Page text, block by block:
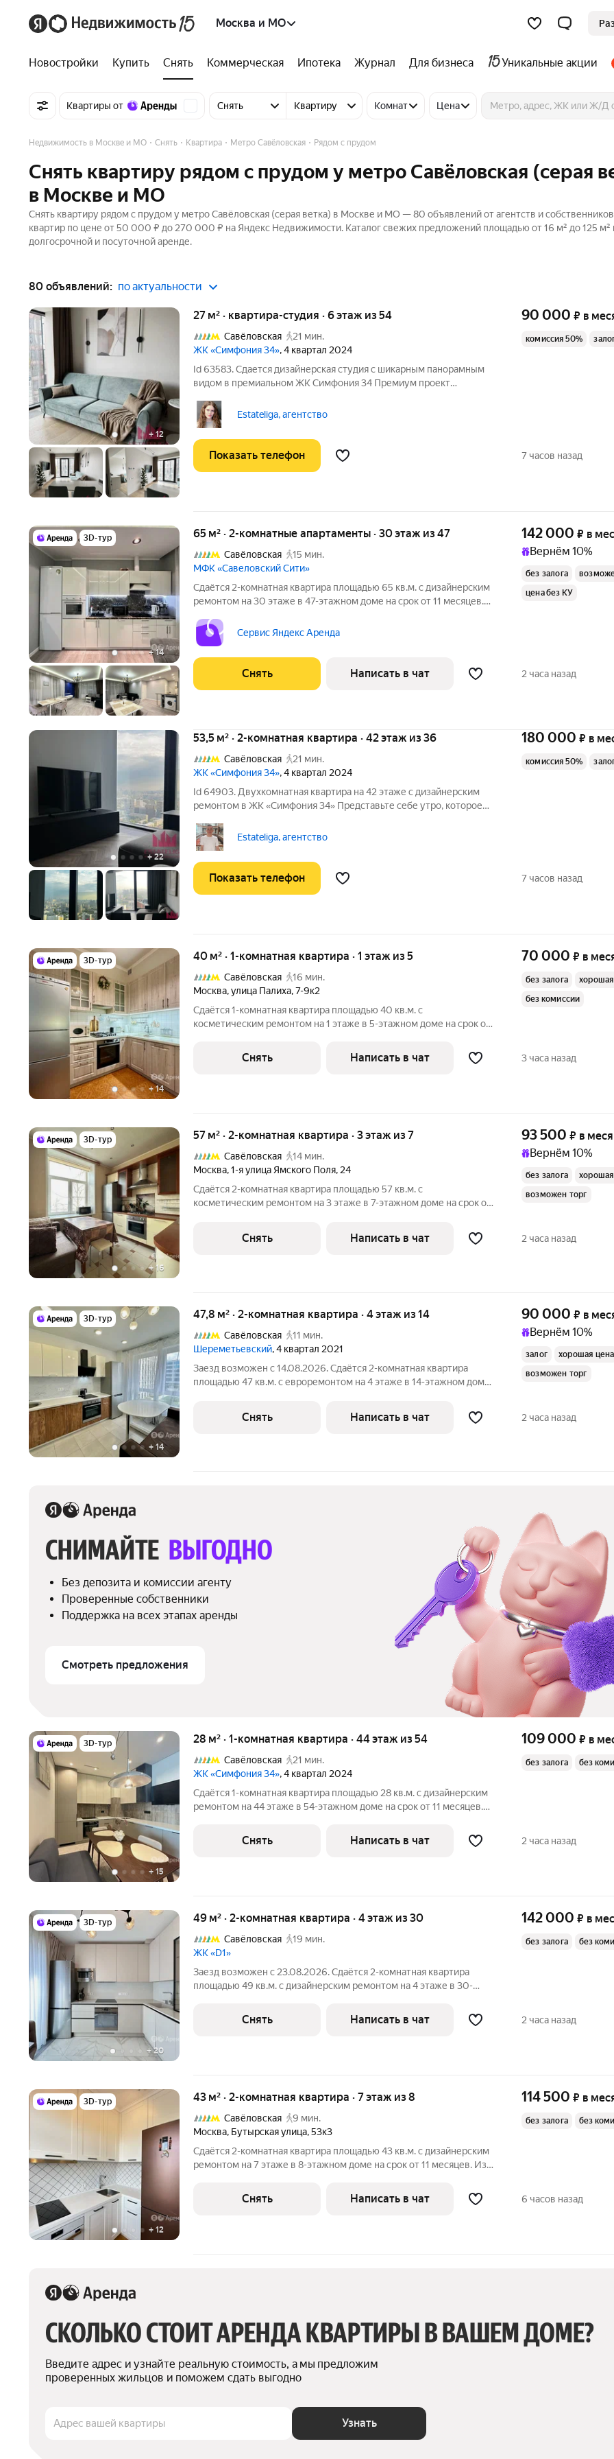
Москва и МО
Новостройки Купить Снять Коммерческая Ипотека Журнал Для бизнеса Уникальные акции
Квартиры от Снять Квартиру Комнат Цена
Недвижимость в Москве и МО Снять Квартира Метро Савёловская Рядом с прудом
Снять квартиру рядом с прудом у метро Савёловская (серая
в Москве и МО
Снять квартиру рядом с прудом у метро Савёловская (серая ветка) в Москве и МО — 80 объявлений от агентств и
квартир по цене от 50 000 ₽ до 270 000 ₽ на Яндекс Недвижимости. Каталог свежих предложений площадью от 16 м² до 125 м²
долгосрочной и посуточной аренде.
80 объявлений: по актуальности
+12
27 м² · квартира-студия · 6 этаж из 54
Савёловская
21 мин.
ЖК «Симфония 34», 4 квартал 2024
Id 63583. Сдается дизайнерская студия с шикарным панорамным
видом в премиальном ЖК Симфония 34 Премиум проект
развивающемся районе Москвы. Эта квартира не просто
временное жилье, а
Estateliga, агентство
90 000 ₽ в
комиссия 50%
Показать телефон 7 часов назад
3D-тур
+14
65 м² · 2-комнатные апартаменты · 30 этаж из 47
Савёловская
15 мин.
МФК «Савеловский Сити»
Сдаётся 2-комнатная квартира площадью 65 кв.м. с дизайнерским
ремонтом на 30 этаже в 47-этажном доме на срок от 11 месяцев.
Холодильник Посудомоечная машина Кондиционер
Микроволновка
Сервис Яндекс Аренда
142 000 ₽ в
Вернём 10%
без залога
цена без КУ
Снять Написать в чат 2 часа назад
+22
53,5 м² · 2-комнатная квартира · 42 этаж из 36
Савёловская
21 мин.
ЖК «Симфония 34», 4 квартал 2024
Id 64903. Двухкомнатная квартира на 42 этаже с дизайнерским
ремонтом в ЖК «Симфония 34» Представьте себе утро, которое
не просто жилье, а заявка на новый уровень комфорта в одной из
самых
Estateliga, агентство
180 000 ₽ в
комиссия 50%
Показать телефон 7 часов назад
3D-тур
+14
40 м² · 1-комнатная квартира · 1 этаж из 5
Савёловская
16 мин.
Москва,улица Палиха,7-9к2
Сдаётся 1-комнатная квартира площадью 40 кв.м. с
косметическим ремонтом на 1 этаже в 5-этажном доме на срок от
Дом - кирпичный,
70 000 ₽ в
без залога
без комиссии
Снять Написать в чат 3 часа назад
3D-тур
+ 16
57 м² · 2-комнатная квартира · 3 этаж из 7
Савёловская
14 мин.
Москва,1-я улица Ямского Поля, 24
Сдаётся 2-комнатная квартира площадью 57 кв.м. с
косметическим ремонтом на 3 этаже в 7-этажном доме на срок от
- кирпичный,
93 500 ₽ в
Вернём 10%
без залога
возможен торг
Снять Написать в чат 2 часа назад
3D-тур
+ 14
47,8 м² · 2-комнатная квартира · 4 этаж из 14
Савёловская
11 мин.
Шереметьевский, 4 квартал 2021
Заезд возможен с 14.08.2026. Сдаётся 2-комнатная квартира
площадью 47 кв.м. с евроремонтом на 4 этаже в 14-этажном доме
90 000 ₽ в
Вернём 10%
залог
хорошая цена
возможен торг
Снять Написать в чат 2 часа назад
СНИМАЙТЕ ВЫГОДНО
Без депозита и комиссии агенту
Проверенные собственники
Поддержка на всех этапах аренды
Смотреть предложения
3D-тур
+ 15
28 м² · 1-комнатная квартира · 44 этаж из 54
Савёловская
21 мин.
ЖК «Симфония 34», 4 квартал 2024
Сдаётся 1-комнатная квартира площадью 28 кв.м. с дизайнерским
ремонтом на 44 этаже в 54-этажном доме на срок от 11 месяцев.
отходов, приточная система вентиляции, ортопедический матрас.
109 000 ₽ в
без залога без
Снять Написать в чат 2 часа назад
3D-тур
+20
49 м² · 2-комнатная квартира · 4 этаж из 30
Савёловская
19 мин.
ЖК «D1»
Заезд возможен с 23.08.2026. Сдаётся 2-комнатная квартира
площадью 49 кв.м. с дизайнерским ремонтом на 4 этаже в 30-
система. Из техники есть: Духовой шкаф Стиральная машина
Сушильная машина
142 000 ₽ в
без залога без
Снять Написать в чат 2 часа назад
3D-тур
+ 12
43 м² · 2-комнатная квартира · 7 этаж из 8
Савёловская
9 мин.
Москва, Бутырская улица,53к3
Сдаётся 2-комнатная квартира площадью 43 кв.м. с дизайнерским
ремонтом на 7 этаже в 8-этажном доме на срок от 11 месяцев. Из
Сушильная машина Холодильник Посудомоечная машина
Кондиционер
114 500 ₽ в
без залога без
Снять Написать в чат 6 часов назад
СКОЛЬКО СТОИТ АРЕНДА КВАРТИРЫ В ВАШЕМ ДОМЕ?
Введите адрес и узнайте реальную стоимость, а мы предложим
проверенных жильцов и поможем сдать выгодно
Адрес вашей квартиры Узнать